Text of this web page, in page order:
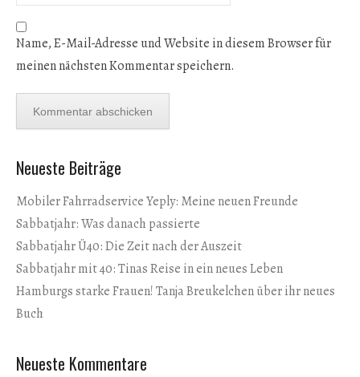
Name, E-Mail-Adresse und Website in diesem Browser für
meinen nächsten Kommentar speichern.
Neueste Beiträge
Mobiler Fahrradservice Yeply: Meine neuen Freunde
Sabbatjahr: Was danach passierte
Sabbatjahr Ü40: Die Zeit nach der Auszeit
Sabbatjahr mit 40: Tinas Reise in ein neues Leben
Hamburgs starke Frauen! Tanja Breukelchen über ihr neues
Buch
Neueste Kommentare